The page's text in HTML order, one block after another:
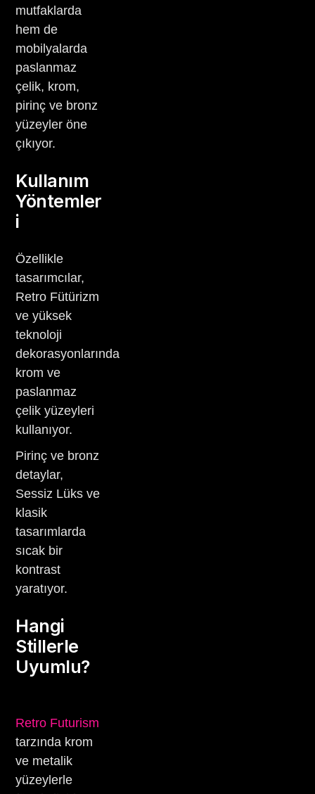
mutfaklarda
hem de
mobilyalarda
paslanmaz
çelik, krom,
pirinç ve bronz
yüzeyler öne
çıkıyor.
Kullanım
Yöntemler
i
Özellikle
tasarımcılar,
Retro Fütürizm
ve yüksek
teknoloji
dekorasyonlarında
krom ve
paslanmaz
çelik yüzeyleri
kullanıyor.
Pirinç ve bronz
detaylar,
Sessiz Lüks ve
klasik
tasarımlarda
sıcak bir
kontrast
yaratıyor.
Hangi
Stillerle
Uyumlu?
Retro Futurism
tarzında krom
ve metalik
yüzeylerle